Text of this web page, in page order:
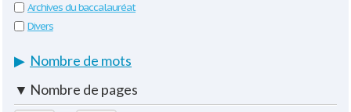
Archives du baccalauréat
Divers
▶ Nombre de mots
▼ Nombre de pages